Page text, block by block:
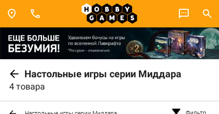
Настольные игры серии Миддара
4 товара